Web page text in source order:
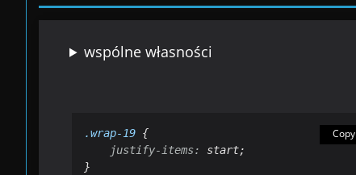
wspólne własności
Copy
.wrap-19 {
justify-items:
start;
}